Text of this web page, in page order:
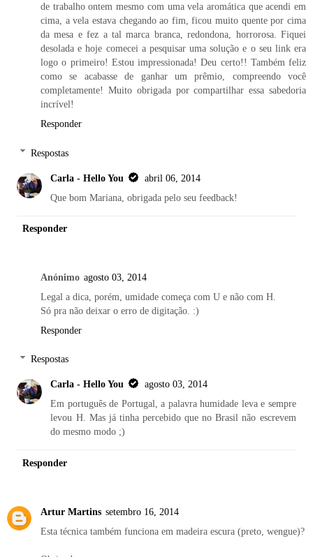
de trabalho ontem mesmo com uma vela aromática que acendi em
cima, a vela estava chegando ao fim, ficou muito quente por cima
da mesa e fez a tal marca branca, redondona, horrorosa. Fiquei
desolada e hoje comecei a pesquisar uma solução e o seu link era
logo o primeiro! Estou impressionada! Deu certo!! Também feliz
como se acabasse de ganhar um prêmio, compreendo você
completamente! Muito obrigada por compartilhar essa sabedoria
incrível!
Responder
Respostas
Carla - Hello You
abril 06, 2014
Que bom Mariana, obrigada pelo seu feedback!
Responder
Anónimo agosto 03, 2014
Legal a dica, porém, umidade começa com U e não com H.
Só pra não deixar o erro de digitação. :)
Responder
Respostas
Carla - Hello You
agosto 03, 2014
Em português de Portugal, a palavra humidade leva e sempre
levou H. Mas já tinha percebido que no Brasil não escrevem
do mesmo modo ;)
Responder
Artur Martins setembro 16, 2014
Esta técnica também funciona em madeira escura (preto, wengue)?